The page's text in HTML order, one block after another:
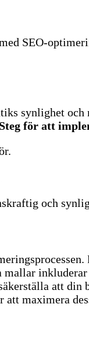
SEO-
synlighet
Steg för att
och
mallar
att din
att maximera